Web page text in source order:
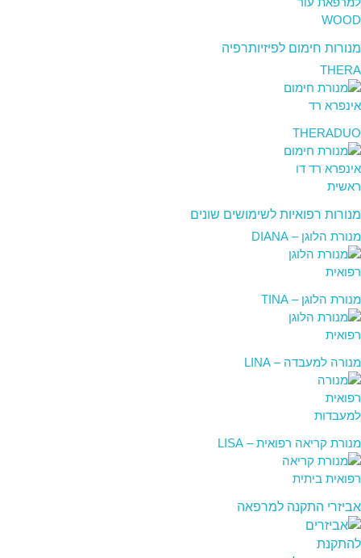
מנורות חימום לפיזיותרפיה
THERA
THERADUO
מנורות רפואיות לשימושים שונים
מנורת הלוגן – DIANA
מנורת הלוגן – TINA
מנורה למעבדה – LINA
מנורת קריאה רפואית – LISA
אביזרי התקנה למרפאה